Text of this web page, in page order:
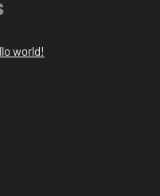
world!